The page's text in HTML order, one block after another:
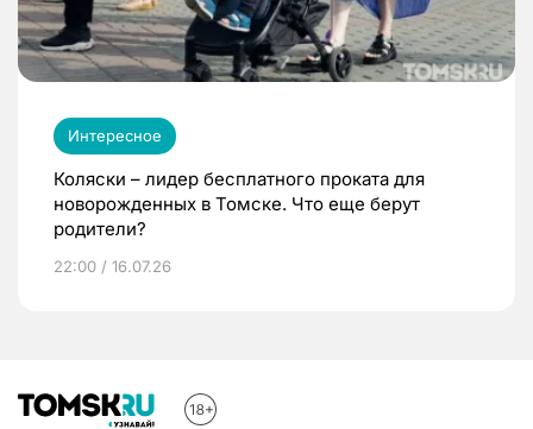
Интересное
Коляски – лидер бесплатного проката для
новорожденных в Томске. Что еще берут
родители?
22:00 / 16.07.26